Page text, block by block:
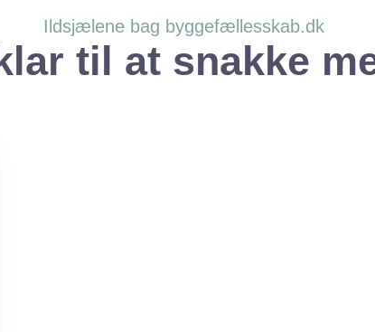
Ildsjælene bag byggefællesskab.dk
til at snakke